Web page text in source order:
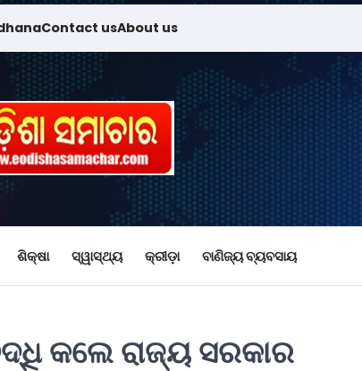
Contact usAbout us
ଶିକ୍ଷା ସ୍ୱାସ୍ଥ୍ୟ କ୍ରୀଡ଼ା ବାଣିଜ୍ୟ ବ୍ୟବସାୟ
କଲେ ରାଜ୍ୟ ସରକାର